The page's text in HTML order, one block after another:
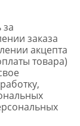
за
заказа
акцепта
товара)